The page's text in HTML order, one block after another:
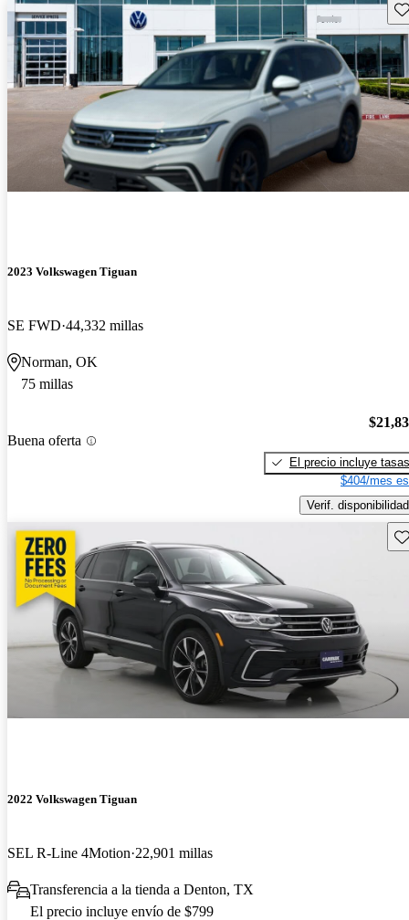
2023 Volkswagen Tiguan
SE FWD 44,332 millas
Norman, OK
75 millas
Buena oferta
El precio incluye tasas
$404/mes
Verif. disponibilidad
2022 Volkswagen Tiguan
SEL R-Line 4Motion 22,901 millas
Transferencia a la tienda a Denton, TX
El precio incluye envío de $799